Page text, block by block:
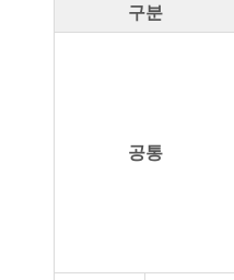
구분
공통